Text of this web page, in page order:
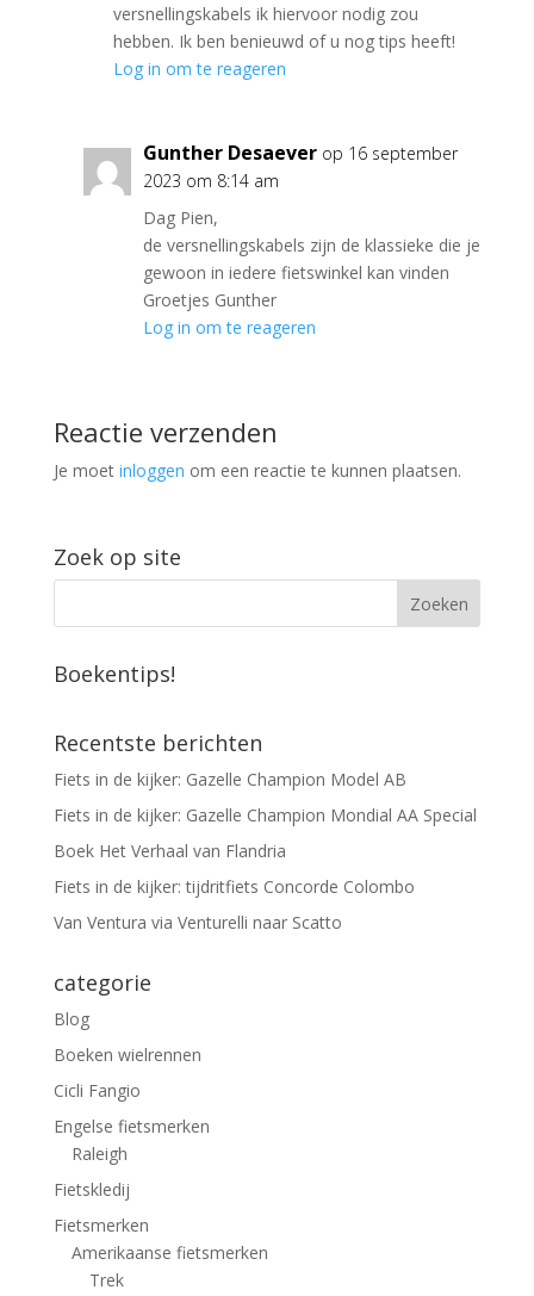
versnellingskabels ik hiervoor nodig zou
hebben. Ik ben benieuwd of u nog tips heeft!
Log in om te reageren
Gunther Desaever op 16 september
2023 om 8:14 am
Dag Pien,
de versnellingskabels zijn de klassieke die je
gewoon in iedere fietswinkel kan vinden
Groetjes Gunther
Log in om te reageren
Reactie verzenden
Je moet inloggen om een reactie te kunnen plaatsen.
Zoek op site
Boekentips!
Recentste berichten
Fiets in de kijker: Gazelle Champion Model AB
Fiets in de kijker: Gazelle Champion Mondial AA Special
Boek Het Verhaal van Flandria
Fiets in de kijker: tijdritfiets Concorde Colombo
Van Ventura via Venturelli naar Scatto
categorie
Blog
Boeken wielrennen
Cicli Fangio
Engelse fietsmerken
Raleigh
Fietskledij
Fietsmerken
Amerikaanse fietsmerken
Trek